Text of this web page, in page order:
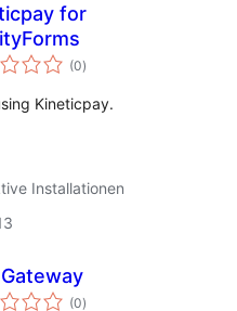
for
(0Bewertungen
insgesamt
)
Kineticpay.
Installationen
(0Bewertungen
)